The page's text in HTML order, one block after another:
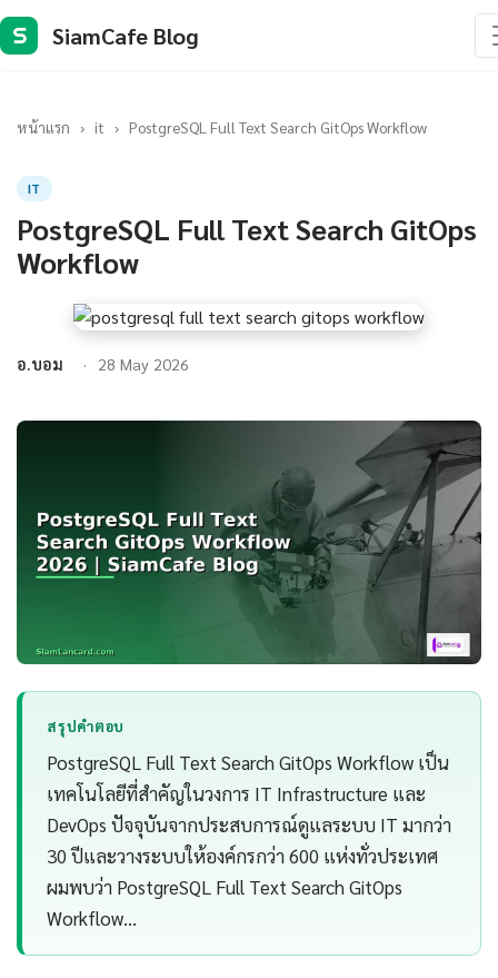
S SiamCafe Blog
หน้าแรก › it › PostgreSQL Full Text Search GitOps Workflow
IT
PostgreSQL Full Text Search GitOps
Workflow
อ.บอม 28 May 2026
สรุปคำตอบ
PostgreSQL Full Text Search GitOps Workflow เป็น
เทคโนโลยีที่สำคัญในวงการ IT Infrastructure และ
DevOps ปัจจุบันจากประสบการณ์ดูแลระบบ IT มากว่า
30 ปีและวางระบบให้องค์กรกว่า 600 แห่งทั่วประเทศ
ผมพบว่า PostgreSQL Full Text Search GitOps
Workflow…